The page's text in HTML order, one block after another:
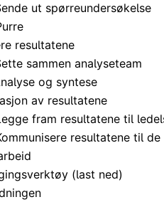
ut spørreundersøkelse
resultatene
sammen analyseteam
og syntese
av resultatene
fram resultatene til
resultatene til
(last ned)